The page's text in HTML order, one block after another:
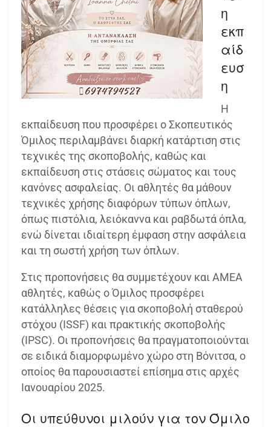
η
εκπ
αίδ
ευσ
η
Η
εκπαίδευση που προσφέρει ο Σκοπευτικός
Όμιλος περιλαμβάνει διαρκή κατάρτιση στις
τεχνικές της σκοποβολής, καθώς και
εκπαίδευση στις στάσεις σώματος και τους
κανόνες ασφαλείας. Οι αθλητές θα μάθουν
τεχνικές χρήσης διαφόρων τύπων όπλων,
όπως πιστόλια, λειόκαννα και ραβδωτά όπλα,
ενώ δίνεται ιδιαίτερη έμφαση στην ασφάλεια
και τη σωστή χρήση των όπλων.
Στις προπονήσεις θα συμμετέχουν και ΑΜΕΑ
αθλητές, καθώς ο Όμιλος προσφέρει
κατάλληλες θέσεις για σκοποβολή σταθερού
στόχου (ISSF) και πρακτικής σκοποβολής
(IPSC). Οι προπονήσεις θα πραγματοποιούνται
σε ειδικά διαμορφωμένο χώρο στη Βόνιτσα, ο
οποίος θα παρουσιαστεί επίσημα στις αρχές
Ιανουαρίου 2025.
Οι υπεύθυνοι μιλούν για τον Όμιλο